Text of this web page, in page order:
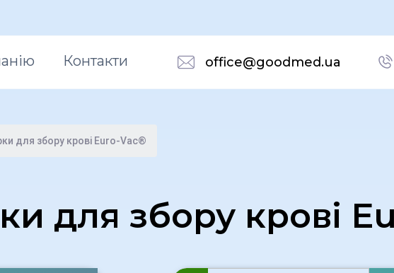
Контакти office@goodmed.ua
для збору крові Euro-Vac®
для збору крові